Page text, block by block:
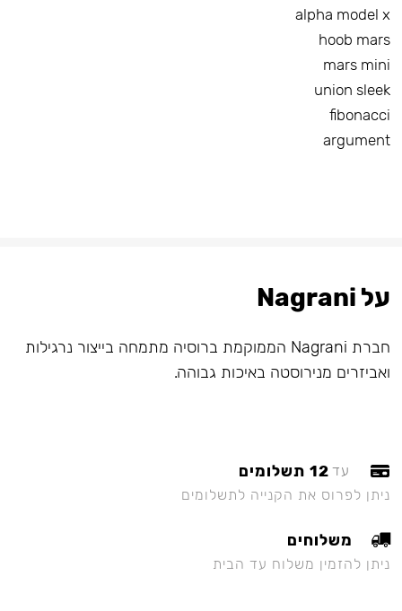
alpha model x
hoob mars
mars mini
union sleek
fibonacci
argument
על Nagrani
חברת Nagrani הממוקמת ברוסיה מתמחה בייצור נרגילות
ואביזרים מנירוסטה באיכות גבוהה.
עד 12 תשלומים
ניתן לפרוס את הקנייה לתשלומים
משלוחים
ניתן להזמין משלוח עד הבית